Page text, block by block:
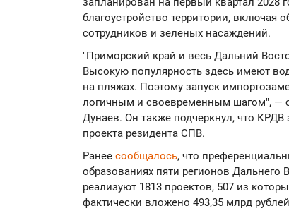
благоустройство территории, включая
сотрудников и зеленых насаждений.
"Приморский край и весь Дальний
Высокую популярность здесь имеют
на пляжах. Поэтому запуск
логичным и своевременным шагом", —
Дунаев. Он также подчеркнул, что
проекта резидента СПВ.
Ранее сообщалось, что
образованиях пяти регионов
реализуют 1813 проектов, 507 из
фактически вложено 493,35 млрд